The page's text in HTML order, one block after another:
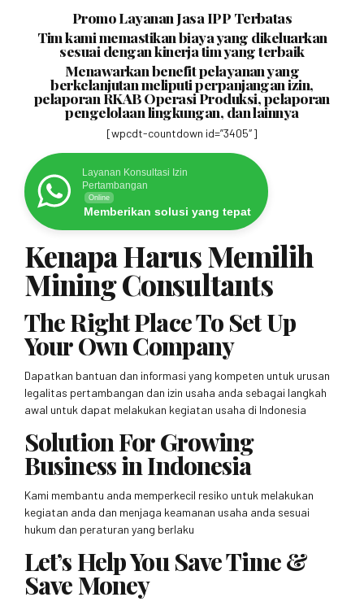
Promo Layanan Jasa IPP Terbatas
Tim kami memastikan biaya yang dikeluarkan
sesuai dengan kinerja tim yang terbaik
Menawarkan benefit pelayanan yang
berkelanjutan meliputi perpanjangan izin,
pelaporan RKAB Operasi Produksi, pelaporan
pengelolaan lingkungan, dan lainnya
[wpcdt-countdown id=”3405″]
Layanan Konsultasi Izin
Pertambangan
Online
Memberikan solusi yang tepat
Kenapa Harus Memilih
Mining Consultants
The Right Place To Set Up
Your Own Company
Dapatkan bantuan dan informasi yang kompeten untuk urusan
legalitas pertambangan dan izin usaha anda sebagai langkah
awal untuk dapat melakukan kegiatan usaha di Indonesia
Solution For Growing
Business in Indonesia
Kami membantu anda memperkecil resiko untuk melakukan
kegiatan anda dan menjaga keamanan usaha anda sesuai
hukum dan peraturan yang berlaku
Let’s Help You Save Time &
Save Money